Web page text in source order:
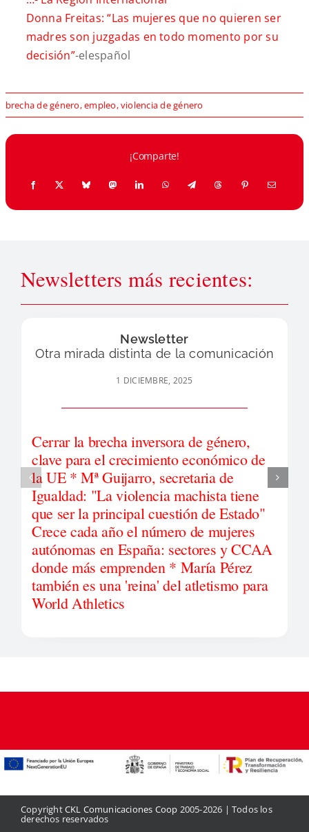
Donna Freitas: “Las mujeres que no quieren ser
madres son juzgadas en todo momento por su
decisión”-elespañol
brecha de género,empleo,violencia de género
¡Comparte!
Newsletters más recientes:
Newsletter
Otra mirada distinta de la comunicación
1 DICIEMBRE, 2025
Cerrar la brecha inversora de género,
clave para el crecimiento económico de
la UE * Mª Guijarro, secretaria de
Igualdad: "La violencia machista tiene
que ser la principal cuestión de Estado"
Crece cada año el número de mujeres
autónomas en España: sectores y CCAA
donde más emprenden * María Pérez
también es una 'reina' del atletismo para
World Athletics
CopyrightCKL Comunicaciones Coop 2005-2026 | Todos los
derechos reservados